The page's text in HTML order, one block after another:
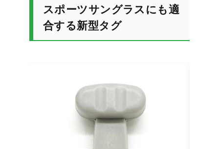
スポーツサングラスにも適
合する新型タグ